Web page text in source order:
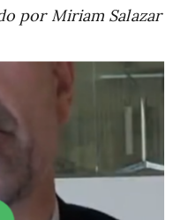
por Miriam Salazar